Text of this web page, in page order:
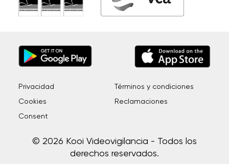
Privacidad Términos y condiciones
Cookies Reclamaciones
Consent
© 2026 Kooi Videovigilancia - Todos los
derechos reservados.